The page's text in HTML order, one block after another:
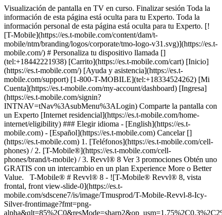
Visualización de pantalla en TV en curso. Finalizar sesión Toda la
información de esta página está oculta para tu Experto. Toda la
información personal de esta página está oculta para tu Experto. [!
[T-Mobile](https://es.t-mobile.com/content/dam/t-
mobile/ntm/branding/logos/corporate/tmo-logo-v31.svg)](https://es.t-
mobile.com/) # ​​​​​​​Personaliza tu dispositivo llamada []
(tel:+18442221938) [Carrito](https://es.t-mobile.com/cart) [Inicio]
(https://es.t-mobile.com/) [Ayuda y asistencia](https://es.t-
mobile.com/support) [1-800-T-MOBILE](tel:+18334524262) [Mi
Cuenta](https://es.t-mobile.com/my-account/dashboard) [Ingresa]
(https://es.t-mobile.com/signin?
INTNAV=tNav%3AsubMenu%3ALogin) Comparte la pantalla con
un Experto [Internet residencial](https://es.t-mobile.com/home-
internet/eligibility) ### Elegir idioma - [English](https://es.t-
mobile.com) - [Español](https://es.t-mobile.com) Cancelar []
(https://es.t-mobile.com) 1. [Teléfonos](https://es.t-mobile.com/cell-
phones) / 2. [T-Mobile®](https://es.t-mobile.com/cell-
phones/brand/t-mobile) / 3. Revvl® 8 Ver 3 promociones Obtén uno
GRATIS con un intercambio en un plan Experience More o Better
Value. T-Mobile® # Revvl® 8 - ![T-Mobile® Revvl® 8, vista
frontal, front view-slide-0](https://es.t-
mobile.com/sdscene7/is/image/Tmusprod/T-Mobile-Revvl-8-Icy-
Silver-frontimage?fmt=png-